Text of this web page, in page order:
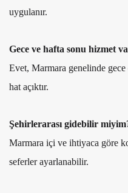
uygulanır.
Gece ve hafta sonu hizmet
Evet, Marmara genelinde gece
hat açıktır.
Şehirlerarası gidebilir
Marmara içi ve ihtiyaca göre
seferler ayarlanabilir.